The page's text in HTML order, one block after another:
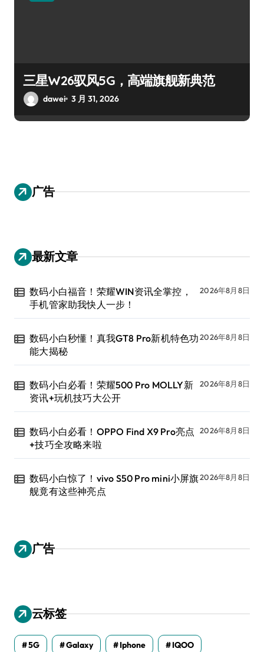
三星W26驭风5G，高端旗舰新典范
dawei 3 月 31, 2026
广告
最新文章
数码小白福音！荣耀WIN资讯全掌控，
手机管家助我快人一步！
2026年8月8日
数码小白秒懂！真我GT8 Pro新机特色功
能大揭秘
2026年8月8日
数码小白必看！荣耀500 Pro MOLLY新
资讯+玩机技巧大公开
2026年8月8日
数码小白必看！OPPO Find X9 Pro亮点
+技巧全攻略来啦
2026年8月8日
数码小白惊了！vivo S50 Pro mini小屏旗
舰竟有这些神亮点
2026年8月8日
广告
云标签
5G Galaxy Iphone IQOO